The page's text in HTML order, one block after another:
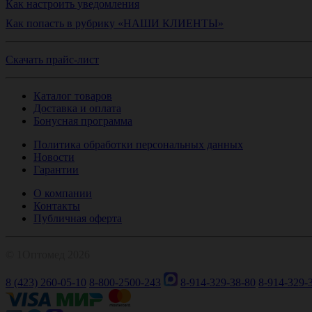
Как настроить уведомления
Как попасть в рубрику «НАШИ КЛИЕНТЫ»
Скачать прайс-лист
Каталог товаров
Доставка и оплата
Бонусная программа
Политика обработки персональных данных
Новости
Гарантии
О компании
Контакты
Публичная оферта
8 (423) 260-05-10 8-800-2500-243 8-914-329-38-80 8-914-329-